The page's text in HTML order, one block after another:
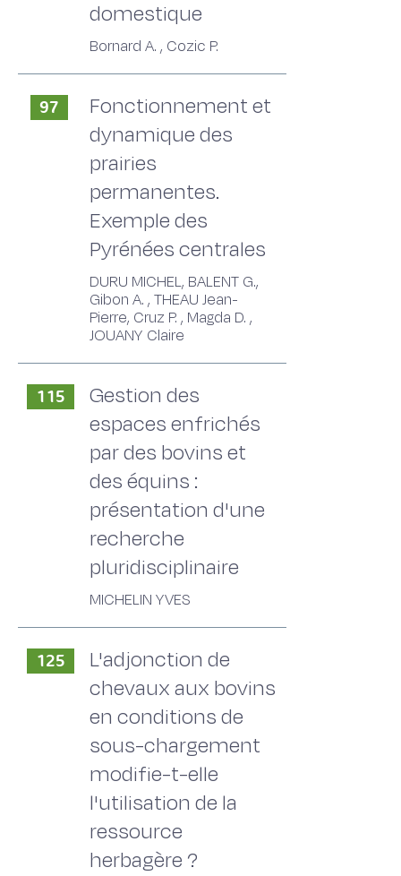
domestique
Bornard A. , Cozic P.
97
Fonctionnement et
dynamique des
prairies
permanentes.
Exemple des
Pyrénées centrales
DURU MICHEL, BALENT G.,
Gibon A. , THEAU Jean-
Pierre, Cruz P. , Magda D. ,
JOUANY Claire
115
Gestion des
espaces enfrichés
par des bovins et
des équins :
présentation d'une
recherche
pluridisciplinaire
MICHELIN YVES
125
L'adjonction de
chevaux aux bovins
en conditions de
sous-chargement
modifie-t-elle
l'utilisation de la
ressource
herbagère ?